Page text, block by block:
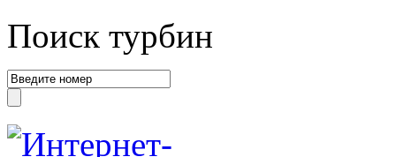
Поиск турбин